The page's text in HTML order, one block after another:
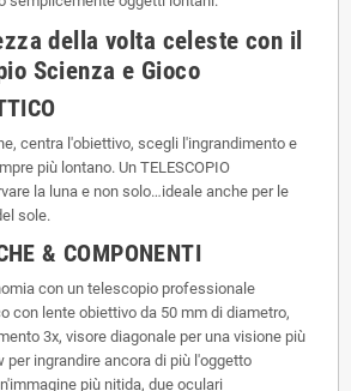
della volta celeste con il
Scienza e Gioco
centra l'obiettivo, scegli l'ingrandimento e
più lontano. Un TELESCOPIO
la luna e non solo…ideale anche per le
sole.
& COMPONENTI
con un telescopio professionale
con lente obiettivo da 50 mm di diametro,
3x, visore diagonale per una visione più
per ingrandire ancora di più l'oggetto
più nitida, due oculari